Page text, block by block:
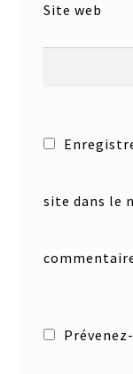
Site web
site dans le